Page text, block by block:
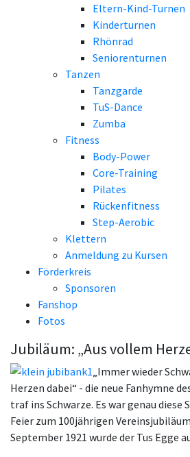
Eltern-Kind-Turnen
Kinderturnen
Rhönrad
Seniorenturnen
Tanzen
Tanzgarde
TuS-Dance
Zumba
Fitness
Body-Power
Core-Training
Pilates
Rückenfitness
Step-Aerobic
Klettern
Anmeldung zu Kursen
Förderkreis
Sponsoren
Fanshop
Fotos
Jubiläum: „Aus vollem
„Immer wieder
Herzen dabei“ - die neue Fanhymne
traf ins Schwarze. Es war genau diese
Feier zum 100jährigen
September 1921 wurde der Tus Egge